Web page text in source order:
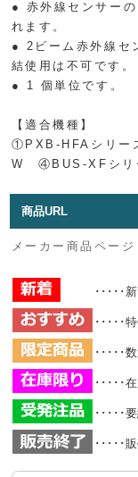
● 赤外線センサー
れます。
● 2ビーム赤外線セ
結使用は不可です。
● 1 個単位です。
【適合機種】
①PXB-HFAシリ
W ④BUS-XFシリ
商品URL
メーカー商品ページ
･････
･････
･････
･････
･････
･････